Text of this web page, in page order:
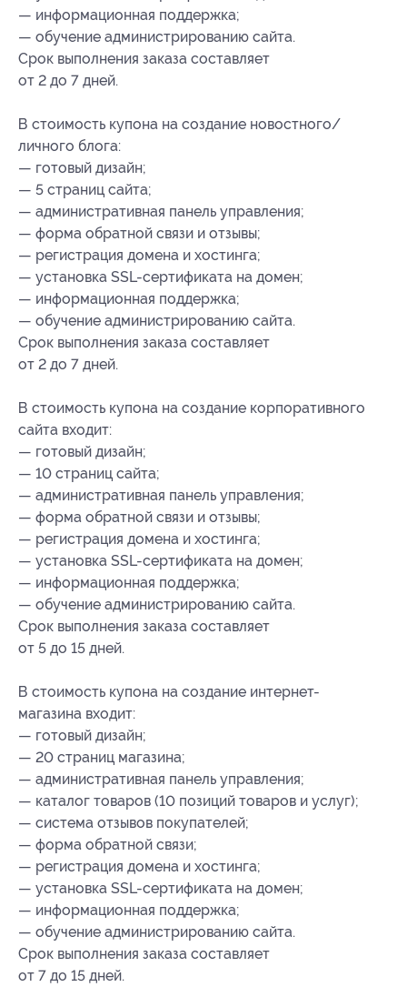
— информационная поддержка;
— обучение администрированию сайта.
Срок выполнения заказа составляет
от 2 до 7 дней.
В стоимость купона на создание новостного/
личного блога:
— готовый дизайн;
— 5 страниц сайта;
— административная панель управления;
— форма обратной связи и отзывы;
— регистрация домена и хостинга;
— установка SSL-сертификата на домен;
— информационная поддержка;
— обучение администрированию сайта.
Срок выполнения заказа составляет
от 2 до 7 дней.
В стоимость купона на создание корпоративного
сайта входит:
— готовый дизайн;
— 10 страниц сайта;
— административная панель управления;
— форма обратной связи и отзывы;
— регистрация домена и хостинга;
— установка SSL-сертификата на домен;
— информационная поддержка;
— обучение администрированию сайта.
Срок выполнения заказа составляет
от 5 до 15 дней.
В стоимость купона на создание интернет-
магазина входит:
— готовый дизайн;
— 20 страниц магазина;
— административная панель управления;
— каталог товаров (10 позиций товаров и услуг);
— система отзывов покупателей;
— форма обратной связи;
— регистрация домена и хостинга;
— установка SSL-сертификата на домен;
— информационная поддержка;
— обучение администрированию сайта.
Срок выполнения заказа составляет
от 7 до 15 дней.